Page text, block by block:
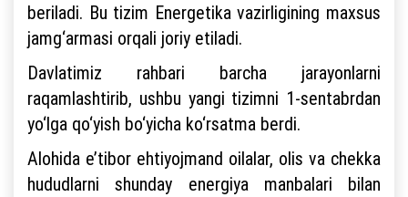
beriladi. Bu tizim Energetika vazirligining maxsus
jamg‘armasi orqali joriy etiladi.
Davlatimiz rahbari barcha jarayonlarni
raqamlashtirib, ushbu yangi tizimni 1-sentabrdan
yo‘lga qo‘yish bo‘yicha ko‘rsatma berdi.
Alohida e’tibor ehtiyojmand oilalar, olis va chekka
hududlarni shunday energiya manbalari bilan